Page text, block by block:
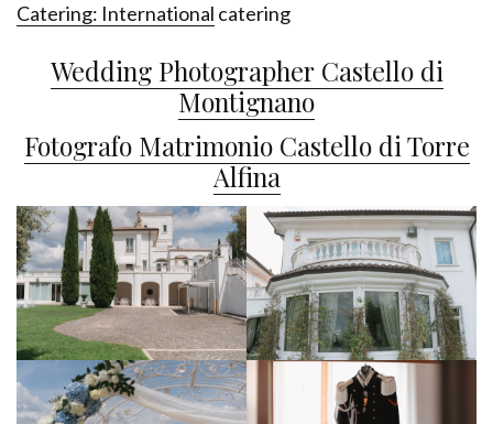
Catering: International catering
Wedding Photographer Castello di
Montignano
Fotografo Matrimonio Castello di Torre
Alfina